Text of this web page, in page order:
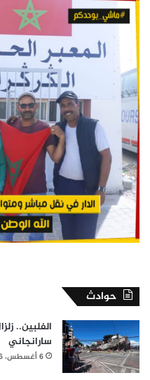
حوادث
سارانجاني
6 أغسطس، 2026